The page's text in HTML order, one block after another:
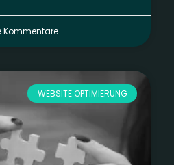
Kommentare
WEBSITE OPTIMIERUNG